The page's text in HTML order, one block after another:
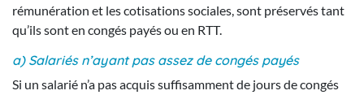
rémunération et les cotisations sociales, sont préservés tant
qu’ils sont en congés payés ou en RTT.
a) Salariés n’ayant pas assez de congés payés
Si un salarié n’a pas acquis suffisamment de jours de congés